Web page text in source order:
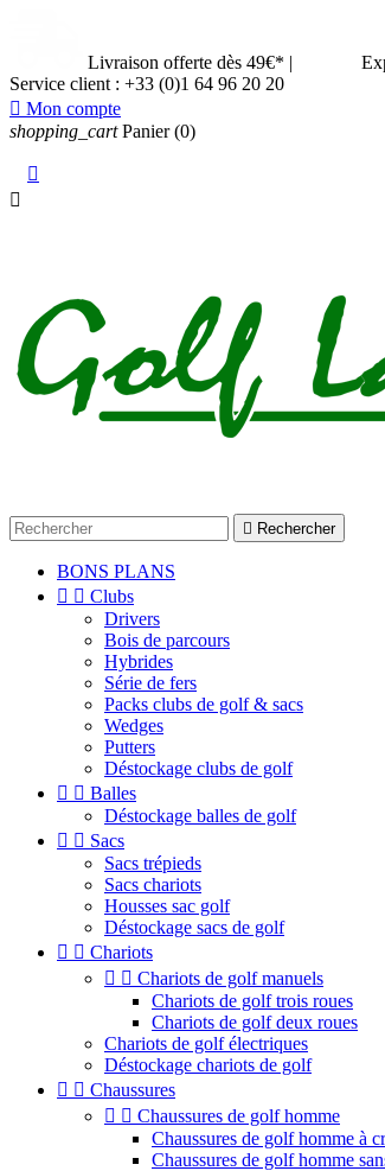
Livraison offerte dès 49€* |
Service client : +33 (0)1 64 96 20 20
 Mon compte
shopping_cart Panier (0)


 Rechercher
BONS PLANS
  Clubs
Drivers
Bois de parcours
Hybrides
Série de fers
Packs clubs de golf & sacs
Wedges
Putters
Déstockage clubs de golf
  Balles
Déstockage balles de golf
  Sacs
Sacs trépieds
Sacs chariots
Housses sac golf
Déstockage sacs de golf
  Chariots
  Chariots de golf manuels
Chariots de golf trois roues
Chariots de golf deux roues
Chariots de golf électriques
Déstockage chariots de golf
  Chaussures
  Chaussures de golf homme
Chaussures de golf homme à
Chaussures de golf homme